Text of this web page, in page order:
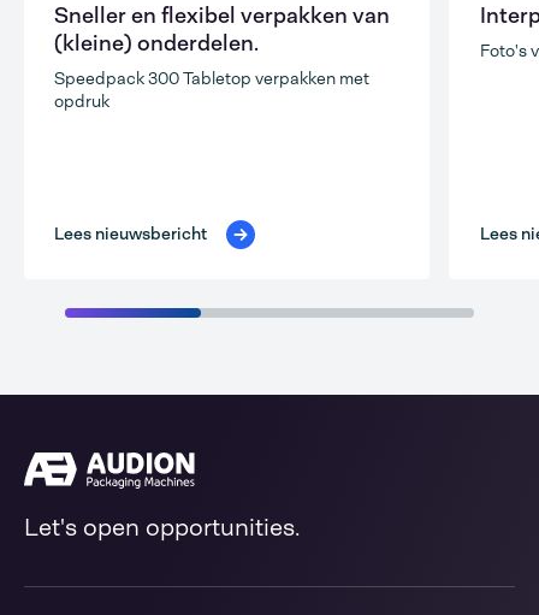
Sneller en flexibel verpakken van
(kleine) onderdelen.
Speedpack 300 Tabletop verpakken met
opdruk
Lees nieuwsbericht
Foto's
Lees
Let's open opportunities.